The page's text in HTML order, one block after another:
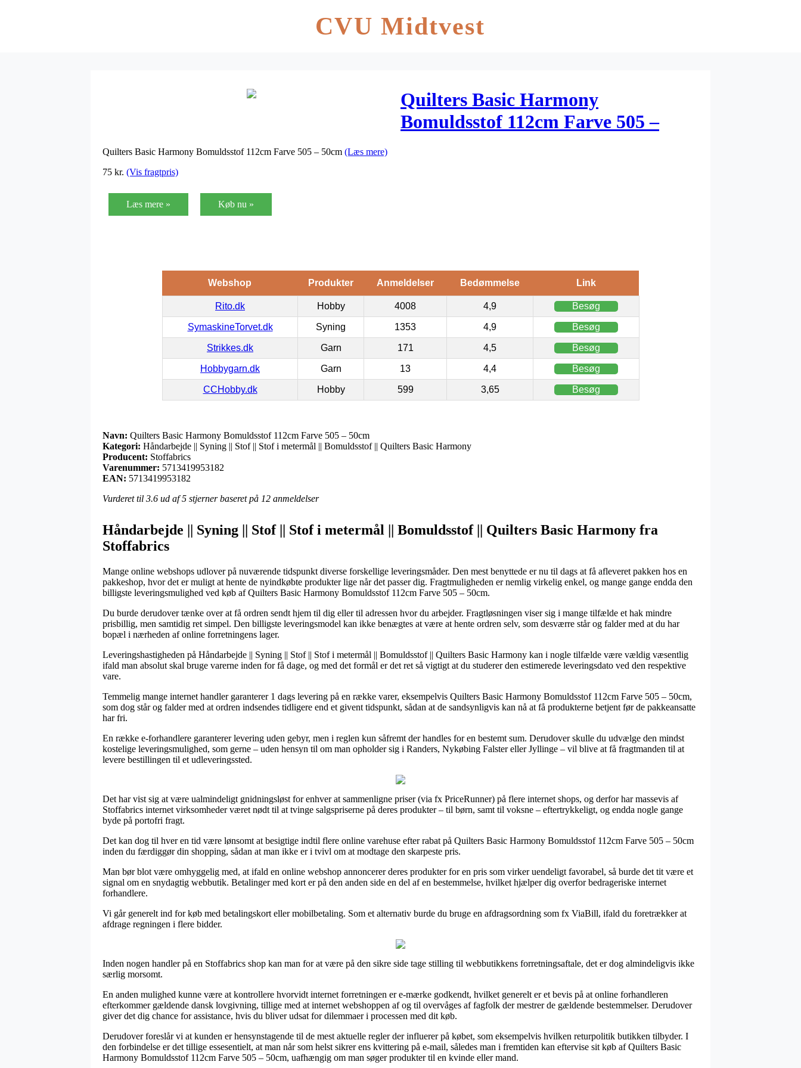
CVU Midtvest
Quilters Basic Harmony
Bomuldsstof 112cm Farve 505 –
Quilters Basic Harmony Bomuldsstof 112cm Farve 505 – 50cm (Læs mere)
75 kr. (Vis fragtpris)
Læs mere » Køb nu »
Webshop Produkter Anmeldelser Bedømmelse Link
Rito.dk Hobby 4008 4,9 Besøg
SymaskineTorvet.dk Syning 1353 4,9 Besøg
Strikkes.dk Garn 171 4,5 Besøg
Hobbygarn.dk Garn 13 4,4 Besøg
CCHobby.dk Hobby 599 3,65 Besøg
Navn: Quilters Basic Harmony Bomuldsstof 112cm Farve 505 – 50cm
Kategori: Håndarbejde || Syning || Stof || Stof i metermål || Bomuldsstof || Quilters Basic Harmony
Producent: Stoffabrics
Varenummer: 5713419953182
EAN: 5713419953182
Vurderet til 3.6 ud af 5 stjerner baseret på 12 anmeldelser
Håndarbejde || Syning || Stof || Stof i metermål || Bomuldsstof || Quilters Basic Harmony fra
Stoffabrics
Mange online webshops udlover på nuværende tidspunkt diverse forskellige leveringsmåder. Den mest benyttede er nu til dags at få afleveret pakken hos en
pakkeshop, hvor det er muligt at hente de nyindkøbte produkter lige når det passer dig. Fragtmuligheden er nemlig virkelig enkel, og mange gange endda den
billigste leveringsmulighed ved køb af Quilters Basic Harmony Bomuldsstof 112cm Farve 505 – 50cm.
Du burde derudover tænke over at få ordren sendt hjem til dig eller til adressen hvor du arbejder. Fragtløsningen viser sig i mange tilfælde et hak mindre
prisbillig, men samtidig ret simpel. Den billigste leveringsmodel kan ikke benægtes at være at hente ordren selv, som desværre står og falder med at du har
bopæl i nærheden af online forretningens lager.
Leveringshastigheden på Håndarbejde || Syning || Stof || Stof i metermål || Bomuldsstof || Quilters Basic Harmony kan i nogle tilfælde være vældig væsentlig
ifald man absolut skal bruge varerne inden for få dage, og med det formål er det ret så vigtigt at du studerer den estimerede leveringsdato ved den respektive
vare.
Temmelig mange internet handler garanterer 1 dags levering på en række varer, eksempelvis Quilters Basic Harmony Bomuldsstof 112cm Farve 505 – 50cm,
som dog står og falder med at ordren indsendes tidligere end et givent tidspunkt, sådan at de sandsynligvis kan nå at få produkterne betjent før de pakkeansatte
har fri.
En række e-forhandlere garanterer levering uden gebyr, men i reglen kun såfremt der handles for en bestemt sum. Derudover skulle du udvælge den mindst
kostelige leveringsmulighed, som gerne – uden hensyn til om man opholder sig i Randers, Nykøbing Falster eller Jyllinge – vil blive at få fragtmanden til at
levere bestillingen til et udleveringssted.
Det har vist sig at være ualmindeligt gnidningsløst for enhver at sammenligne priser (via fx PriceRunner) på flere internet shops, og derfor har massevis af
Stoffabrics internet virksomheder været nødt til at tvinge salgspriserne på deres produkter – til børn, samt til voksne – eftertrykkeligt, og endda nogle gange
byde på portofri fragt.
Det kan dog til hver en tid være lønsomt at besigtige indtil flere online varehuse efter rabat på Quilters Basic Harmony Bomuldsstof 112cm Farve 505 – 50cm
inden du færdiggør din shopping, sådan at man ikke er i tvivl om at modtage den skarpeste pris.
Man bør blot være omhyggelig med, at ifald en online webshop annoncerer deres produkter for en pris som virker uendeligt favorabel, så burde det tit være et
signal om en snydagtig webbutik. Betalinger med kort er på den anden side en del af en bestemmelse, hvilket hjælper dig overfor bedrageriske internet
forhandlere.
Vi går generelt ind for køb med betalingskort eller mobilbetaling. Som et alternativ burde du bruge en afdragsordning som fx ViaBill, ifald du foretrækker at
afdrage regningen i flere bidder.
Inden nogen handler på en Stoffabrics shop kan man for at være på den sikre side tage stilling til webbutikkens forretningsaftale, det er dog almindeligvis ikke
særlig morsomt.
En anden mulighed kunne være at kontrollere hvorvidt internet forretningen er e-mærke godkendt, hvilket generelt er et bevis på at online forhandleren
efterkommer gældende dansk lovgivning, tillige med at internet webshoppen af og til overvåges af fagfolk der mestrer de gældende bestemmelser. Derudover
giver det dig chance for assistance, hvis du bliver udsat for dilemmaer i processen med dit køb.
Derudover foreslår vi at kunden er hensynstagende til de mest aktuelle regler der influerer på købet, som eksempelvis hvilken returpolitik butikken tilbyder. I
den forbindelse er det tillige essesentielt, at man når som helst sikrer ens kvittering på e-mail, således man i fremtiden kan eftervise sit køb af Quilters Basic
Harmony Bomuldsstof 112cm Farve 505 – 50cm, uafhængig om man søger produkter til en kvinde eller mand.